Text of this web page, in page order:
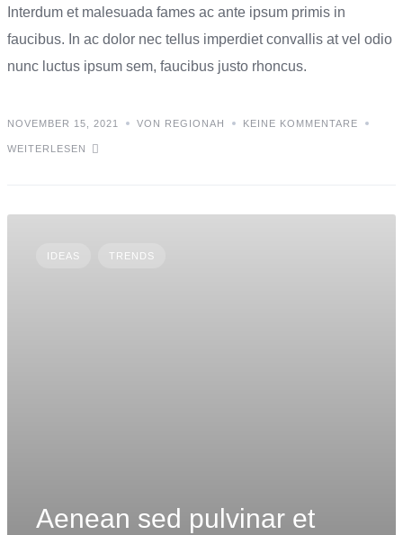
Interdum et malesuada fames ac ante ipsum primis in
faucibus. In ac dolor nec tellus imperdiet convallis at vel odio
nunc luctus ipsum sem, faucibus justo rhoncus.
NOVEMBER 15, 2021 VON REGIONAH KEINE KOMMENTARE
WEITERLESEN
IDEAS TRENDS
Aenean sed pulvinar et